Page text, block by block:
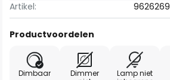
Artikel:
9626269
Productvoordelen
Dimbaar
Dimmer
Lamp niet